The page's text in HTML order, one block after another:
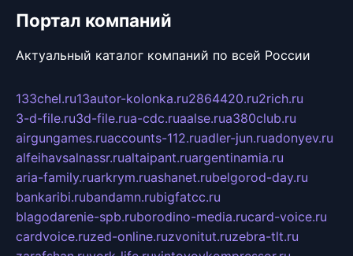
Портал компаний
Актуальный каталог компаний по всей России
133chel.ru13autor-kolonka.ru2864420.ru2rich.ru
3-d-file.ru3d-file.rua-cdc.ruaalse.rua380club.ru
airgungames.ruaccounts-112.ruadler-jun.ruadonyev.ru
alfeihavsalnassr.rualtaipant.ruargentinamia.ru
aria-family.ruarkrym.ruashanet.rubelgorod-day.ru
bankaribi.rubandamn.rubigfatcc.ru
blagodarenie-spb.ruborodino-media.rucard-voice.ru
cardvoice.ruzed-online.ruzvonitut.ruzebra-tlt.ru